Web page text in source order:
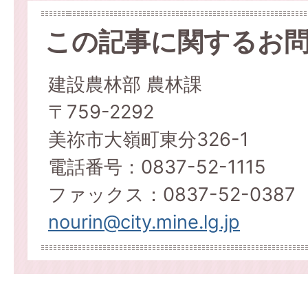
この記事に関するお
建設農林部 農林課
〒759-2292
美祢市大嶺町東分326-1
電話番号：0837-52-1115
ファックス：0837-52-0387
nourin@city.mine.lg.jp